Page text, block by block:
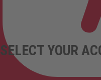
SELECT YOUR